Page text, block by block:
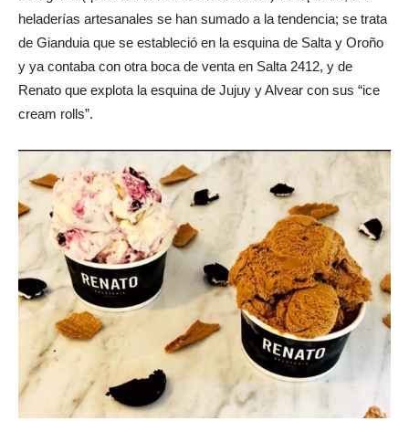
Patagonia (quinto de la marca en la ciudad). A la postre, dos
heladerías artesanales se han sumado a la tendencia; se trata
de Gianduia que se estableció en la esquina de Salta y Oroño
y ya contaba con otra boca de venta en Salta 2412, y de
Renato que explota la esquina de Jujuy y Alvear con sus “ice